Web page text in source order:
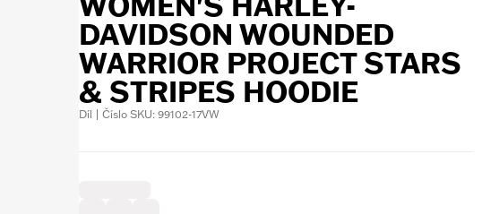
DAVIDSON WOUNDED
WARRIOR PROJECT STARS
& STRIPES HOODIE
Díl | Číslo SKU: 99102-17VW